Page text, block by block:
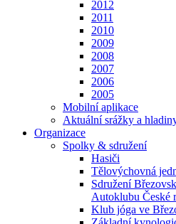
2012
2011
2010
2009
2008
2007
2006
2005
Mobilní aplikace
Aktuální srážky a
Organizace
Spolky & sdružení
Hasiči
Tělovýchovná
Sdružení
Autoklubu České
Klub jóga ve